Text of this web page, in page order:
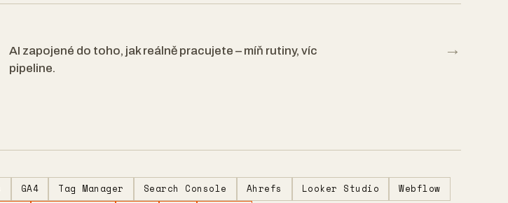
AI zapojené do toho, jak reálně pracujete – míň rutiny, víc
pipeline.
→
GA4 Tag Manager Search Console Ahrefs Looker Studio Webflow